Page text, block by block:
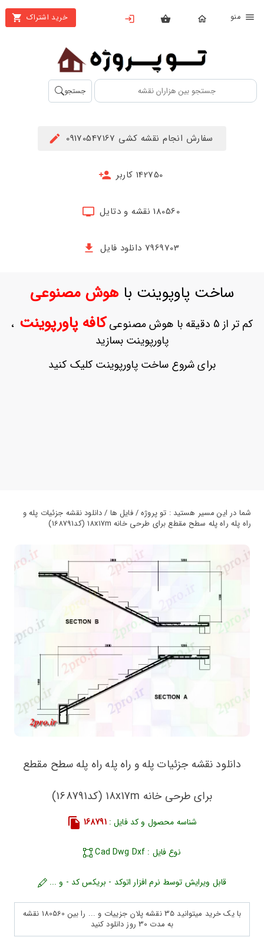
خرید اشتراک
بستن
محصولات
تهیه
اشتراک
حساب
ثبت
بازیابی
جستجو
سفارش انجام نقشه کشی 09170547167
142750 کاربر
180560 نقشه و دتایل
7969703 دانلود فایل
ساخت پاوپوینت باهوش مصنوعی
کم تر از 5 دقیقه با هوش مصنوعی کافه پاورپوینت ،
پاورپوینت بسازید
برای شروع ساخت پاورپوینت کلیک کنید
شما در این مسیر هستید : تو پروژه / فایل ها / دانلود نقشه جزئیات پله و
راه پله راه پله سطح مقطع برای طرحی خانه 18x17m (کد168791)
دانلود نقشه جزئیات پله و راه پله راه پله سطح مقطع
برای طرحی خانه 18x17m (کد168791)
شناسه محصول و کد فایل :168791
نوع فایل : Cad Dwg Dxf
قابل ویرایش توسط نرم افزار اتوکد - بریکس کد - و ...
با یک خرید میتوانید 35 نقشه پلان جزییات و ... را بین 180560 نقشه
به مدت 30 روز دانلود کنید